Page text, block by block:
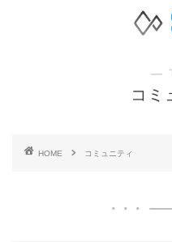
―
コミ
HOME コミュニティ